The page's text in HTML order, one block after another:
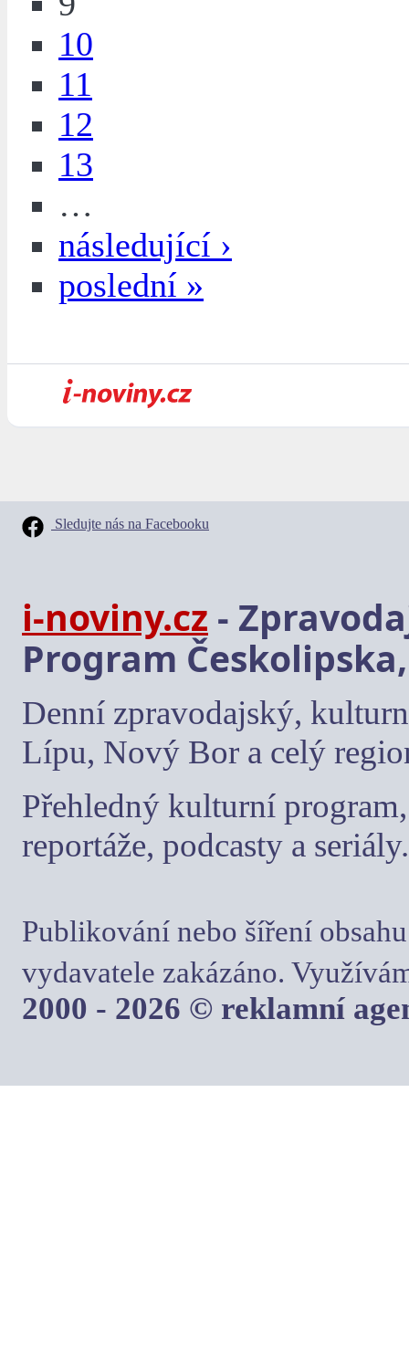
10
11
12
13
…
následující ›
poslední »
Sledujte nás na Facebooku
i-noviny.cz -
Program
Denní zpravodajský,
Lípu, Nový Bor a celý
Přehledný kulturní
reportáže, podcasty a seriály.
Publikování nebo šíření
vydavatele zakázáno.
2000 - 2026 © reklamní